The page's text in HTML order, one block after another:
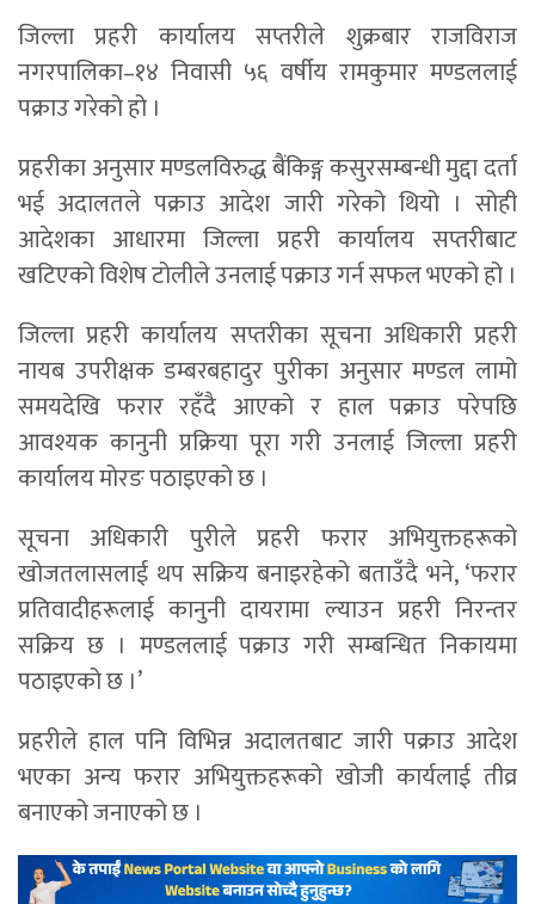
जिल्ला प्रहरी कार्यालय सप्तरीले शुक्रबार राजविराज
नगरपालिका–१४ निवासी ५६ वर्षीय रामकुमार मण्डललाई
पक्राउ गरेको हो ।
प्रहरीका अनुसार मण्डलविरुद्ध बैंकिङ्ग कसुरसम्बन्धी मुद्दा दर्ता
भई अदालतले पक्राउ आदेश जारी गरेको थियो । सोही
आदेशका आधारमा जिल्ला प्रहरी कार्यालय सप्तरीबाट
खटिएको विशेष टोलीले उनलाई पक्राउ गर्न सफल भएको हो ।
जिल्ला प्रहरी कार्यालय सप्तरीका सूचना अधिकारी प्रहरी
नायब उपरीक्षक डम्बरबहादुर पुरीका अनुसार मण्डल लामो
समयदेखि फरार रहँदै आएको र हाल पक्राउ परेपछि
आवश्यक कानुनी प्रक्रिया पूरा गरी उनलाई जिल्ला प्रहरी
कार्यालय मोरङ पठाइएको छ ।
सूचना अधिकारी पुरीले प्रहरी फरार अभियुक्तहरूको
खोजतलासलाई थप सक्रिय बनाइरहेको बताउँदै भने, ‘फरार
प्रतिवादीहरूलाई कानुनी दायरामा ल्याउन प्रहरी निरन्तर
सक्रिय छ । मण्डललाई पक्राउ गरी सम्बन्धित निकायमा
पठाइएको छ ।’
प्रहरीले हाल पनि विभिन्न अदालतबाट जारी पक्राउ आदेश
भएका अन्य फरार अभियुक्तहरूको खोजी कार्यलाई तीव्र
बनाएको जनाएको छ ।